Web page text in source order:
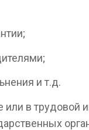
и т.д.
или в трудовой